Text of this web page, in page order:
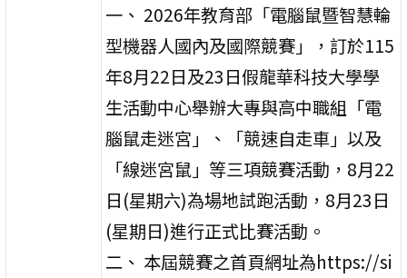
一、 2026年教育部「電腦鼠暨智慧輪
型機器人國內及國際競賽」，訂於115
年8月22日及23日假龍華科技大學學
生活動中心舉辦大專與高中職組「電
腦鼠走迷宮」、「競速自走車」以及
「線迷宮鼠」等三項競賽活動，8月22
日(星期六)為場地試跑活動，8月23日
(星期日)進行正式比賽活動。
二、 本屆競賽之首頁網址為https://si